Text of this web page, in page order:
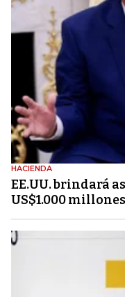
HACIENDA
EE.UU. brindará
US$1.000